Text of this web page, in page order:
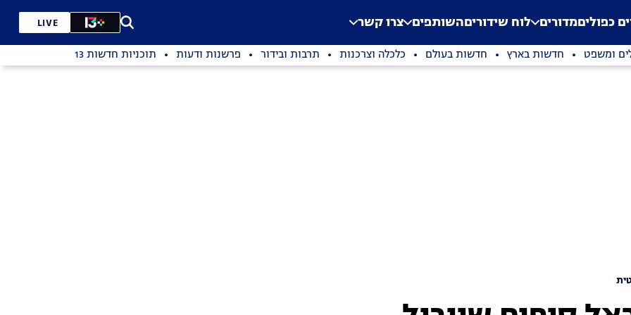
Application error: a
. כפוליםמדורים לוח שידוריםהשותפים צרו קשר LIVE
ומשפט חדשות בארץ חדשות בעולם כלכלה וצרכנות תרבות ובידור פרשנות ודעות תוכניות חדשות 13